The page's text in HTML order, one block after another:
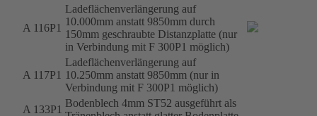
A 116P1
Ladeflächenverlängerung auf
10.000mm anstatt 9850mm durch
150mm geschraubte Distanzplatte (nur
in Verbindung mit F 300P1 möglich)
A 117P1
Ladeflächenverlängerung auf
10.250mm anstatt 9850mm (nur in
Verbindung mit F 300P1 möglich)
A 133P1
Bodenblech 4mm ST52 ausgeführt als